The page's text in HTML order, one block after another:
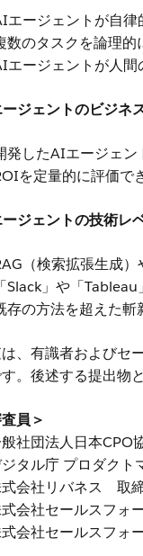
エージェントが自律
数のタスクを論理的
エージェントが人間
ジェントのビジネ
発したAIエージェン
を定量的に評価で
ジェントの技術レ
（検索拡張生成
「Slack」や「
存の方法を超えた斬
、有識者およびセ
。後述する提出物
員＞
般社団法人日本
ジタル庁 プロダク
式会社リバネス 取
式会社セールスフォ
式会社セールスフォ